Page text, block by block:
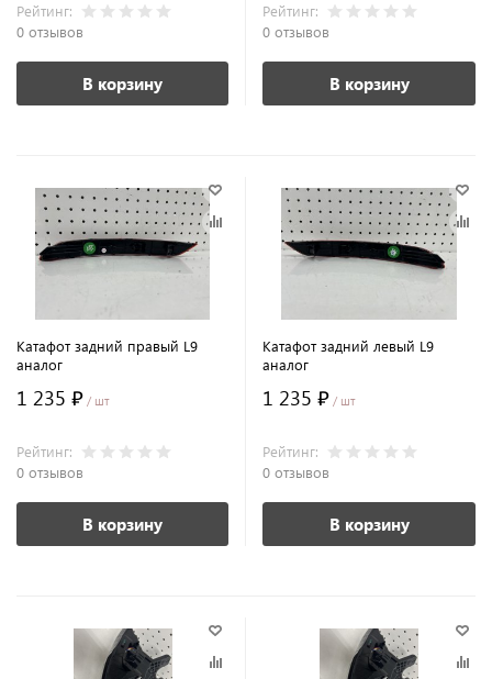
Рейтинг:
0 отзывов
В корзину
Рейтинг:
0 отзывов
В корзину
Катафот задний правый L9
аналог
1 235 ₽ / шт
Рейтинг:
0 отзывов
В корзину
Катафот задний левый L9
аналог
1 235 ₽ / шт
Рейтинг:
0 отзывов
В корзину